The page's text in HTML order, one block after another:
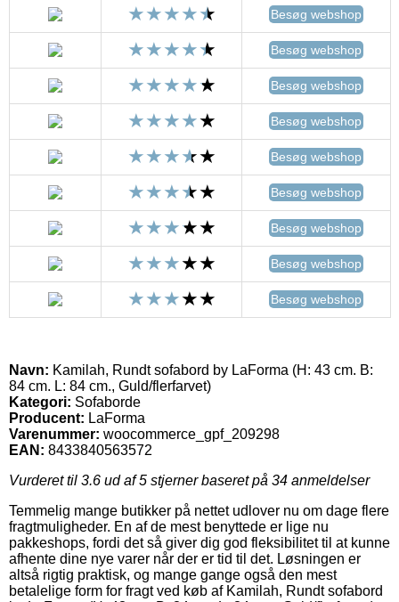
Besøg webshop
Besøg webshop
Besøg webshop
Besøg webshop
Besøg webshop
Besøg webshop
Besøg webshop
Besøg webshop
Besøg webshop
Navn: Kamilah, Rundt sofabord by LaForma (H: 43 cm. B:
84 cm. L: 84 cm., Guld/flerfarvet)
Kategori: Sofaborde
Producent: LaForma
Varenummer: woocommerce_gpf_209298
EAN: 8433840563572
Vurderet til 3.6 ud af 5 stjerner baseret på 34 anmeldelser
Temmelig mange butikker på nettet udlover nu om dage flere
fragtmuligheder. En af de mest benyttede er lige nu
pakkeshops, fordi det så giver dig god fleksibilitet til at kunne
afhente dine nye varer når der er tid til det. Løsningen er
altså rigtig praktisk, og mange gange også den mest
betalelige form for fragt ved køb af Kamilah, Rundt sofabord